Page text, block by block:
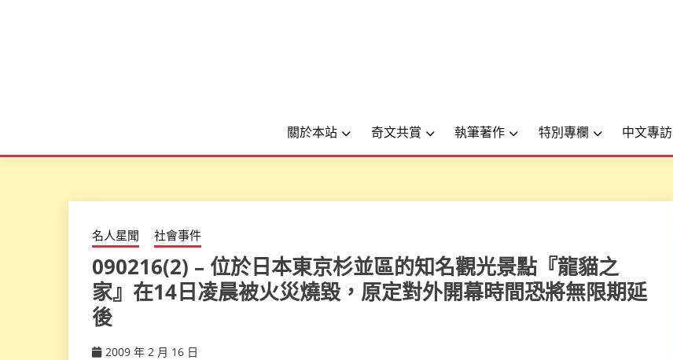
關於本站 奇文共賞 執筆著作 特別專欄 中文專訪
名人星聞 社會事件
090216(2) – 位於日本東京杉並區的知名觀光景點『龍貓之
家』在14日凌晨被火災燒毀，原定對外開幕時間恐將無限期延
後
2009 年 2 月 16 日